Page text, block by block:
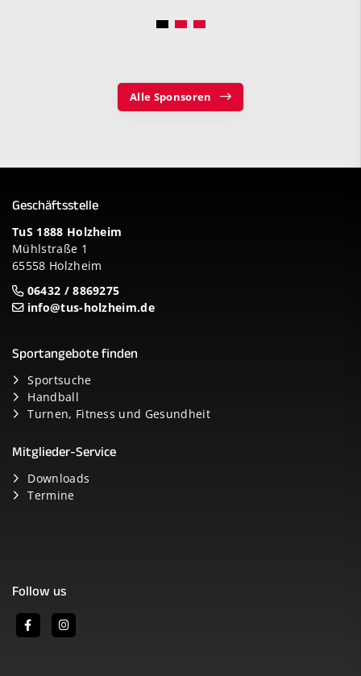
Alle Sponsoren
Geschäftsstelle
TuS 1888 Holzheim
Mühlstraße 1
65558 Holzheim
06432 / 8869275
info@tus-holzheim.de
Sportangebote finden
Sportsuche
Handball
Turnen, Fitness und Gesundheit
Mitglieder-Service
Downloads
Termine
Follow us